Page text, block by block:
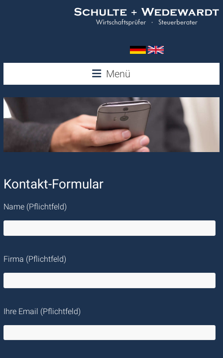
Wedewardt
&
Schulte
Menü
Kontakt-Formular
Name (Pflichtfeld)
Firma (Pflichtfeld)
Ihre Email (Pflichtfeld)